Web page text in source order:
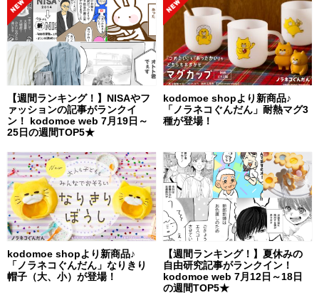
【週間ランキング！】NISAやフ
ァッションの記事がランクイ
ン！ kodomoe web 7月19日～
25日の週間TOP5★
kodomoe shopより新商品♪
「ノラネコぐんだん」耐熱マグ3
種が登場！
kodomoe shopより新商品♪
「ノラネコぐんだん」なりきり
帽子（大、小）が登場！
【週間ランキング！】夏休みの
自由研究記事がランクイン！
kodomoe web 7月12日～18日
の週間TOP5★